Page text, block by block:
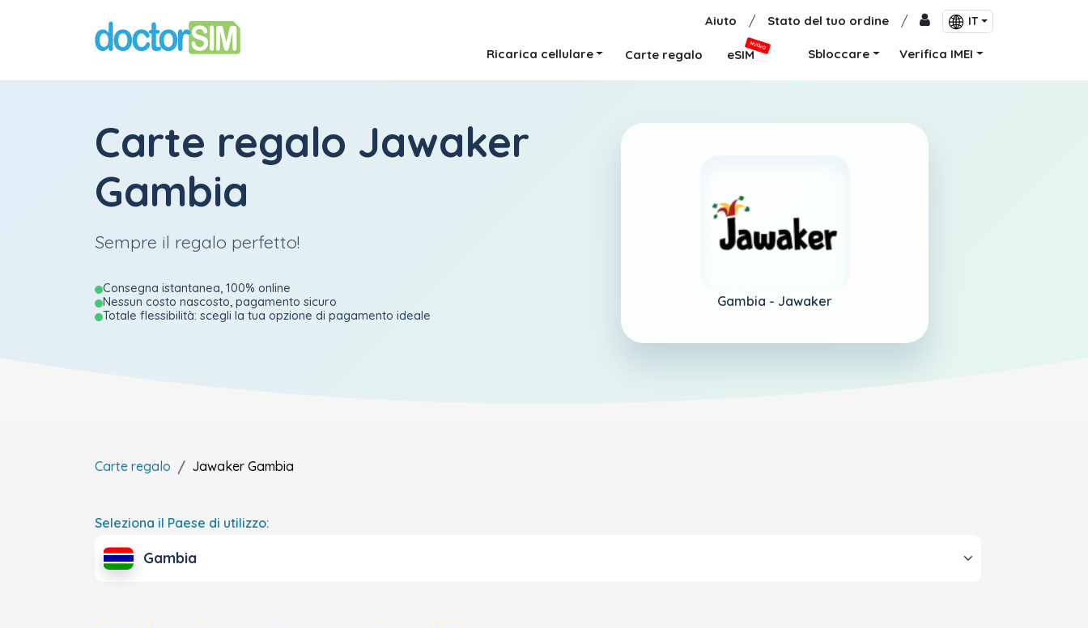
Aiuto / Stato del tuo ordine / IT
Ricarica cellulare Carte regalo eSIM
NUOVO
Sbloccare Verifica IMEI
Carte regalo Jawaker
Gambia
Sempre il regalo perfetto!
Consegna istantanea, 100% online
Nessun costo nascosto, pagamento sicuro
Totale flessibilità: scegli la tua opzione di pagamento ideale
Gambia - Jawaker
Carte regalo Jawaker Gambia
Seleziona il Paese di utilizzo:
Gambia